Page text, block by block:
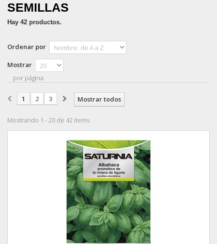
SEMILLAS
Hay 42 productos.
Ordenar por
Mostrar
por página
Mostrar todos
1 2 3
Mostrando 1 - 20 de 42 items